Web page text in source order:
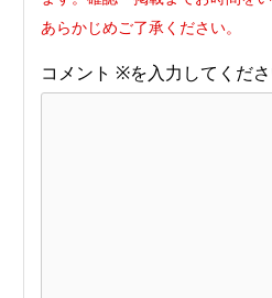
あらかじめご了承ください。
コメント ※